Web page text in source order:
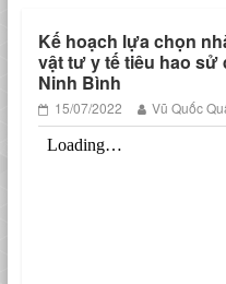
Kế hoạch lựa chọn
vật tư y tế tiêu hao sử
Ninh Bình
15/07/2022 Vũ Quốc